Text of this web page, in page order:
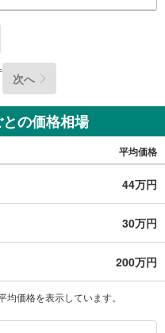
次へ
の価格相場
平均価格
44万円
30万円
200万円
価格を表示しています。